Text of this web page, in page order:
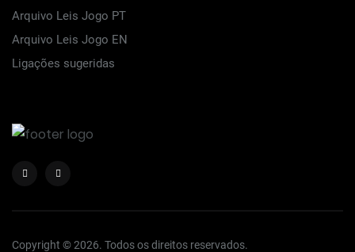
Arquivo Leis Jogo PT
Arquivo Leis Jogo EN
Ligações sugeridas
Copyright © 2026. Todos os direitos reservados.